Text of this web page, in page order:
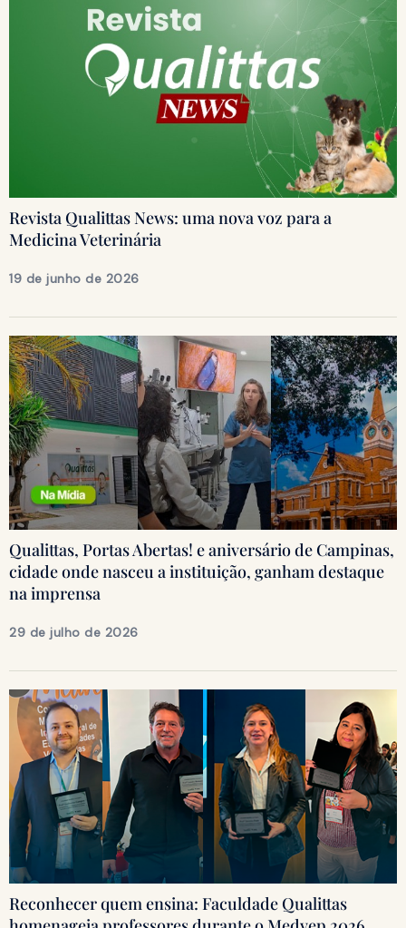
Revista Qualittas News: uma nova voz para a
Medicina Veterinária
19 de junho de 2026
Qualittas, Portas Abertas! e aniversário de Campinas,
cidade onde nasceu a instituição, ganham destaque
na imprensa
29 de julho de 2026
Reconhecer quem ensina: Faculdade Qualittas